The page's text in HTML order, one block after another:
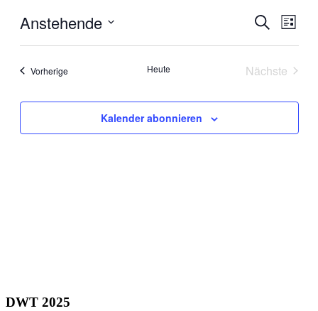
Suche
Liste
Anstehende
VorherigeVeranstaltungen Heute
Nächste
Kalender abonnieren
DWT 2025